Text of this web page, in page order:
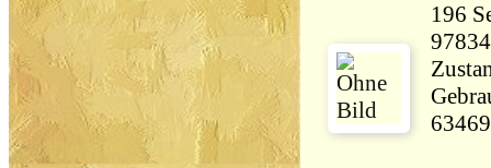
196 Seiten
63469